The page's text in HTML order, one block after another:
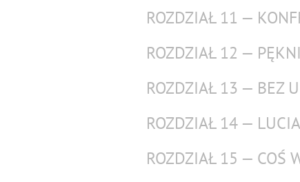
ROZDZIAŁ 11 —
ROZDZIAŁ 12 —
ROZDZIAŁ 13 — BEZ
ROZDZIAŁ 14 — LUCIA
ROZDZIAŁ 15 — COŚ